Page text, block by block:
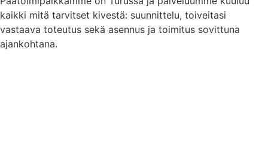
kaikki mitä tarvitset kivestä: suunnittelu, toiveitasi
vastaava toteutus sekä asennus ja toimitus sovittuna
ajankohtana.